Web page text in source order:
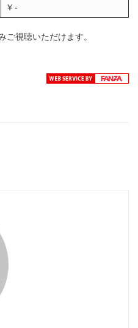
￥-
視聴いただけます。